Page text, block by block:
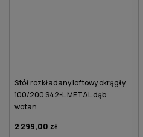
Stół rozkładany loftowy okrągły
100/200 S42-L METAL dąb
wotan
2 299,00 zł